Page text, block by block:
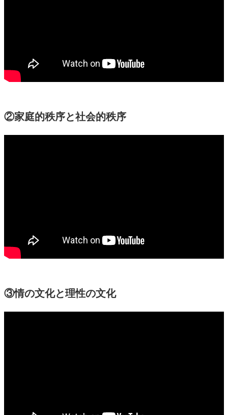
②家庭的秩序と社会的秩序
③情の文化と理性の文化